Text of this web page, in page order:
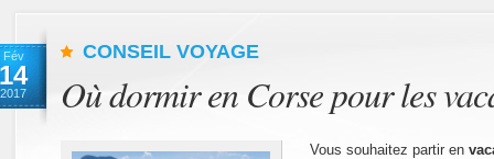
Fév
14
2017
CONSEIL VOYAGE
Où dormir en Corse pour les
Vous souhaitez partir en